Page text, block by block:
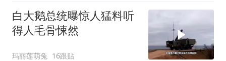
白大鹅总统曝惊人猛料听
得人毛骨悚然
玛丽莲萌兔 16跟贴